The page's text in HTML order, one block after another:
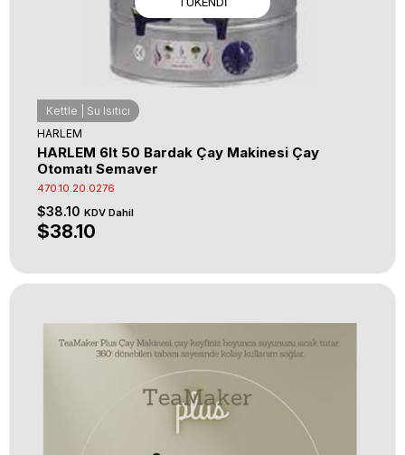
Kettle | Su Isıtıcı
HARLEM
HARLEM 6lt 50 Bardak Çay Makinesi Çay
Otomatı Semaver
470.10.20.0276
$38.10 KDV Dahil
$38.10